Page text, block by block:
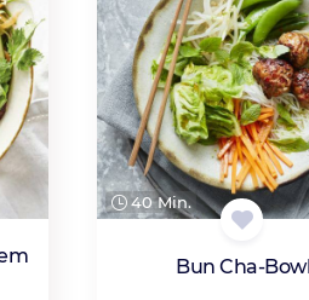
40 Min.
Bun Cha-Bowl